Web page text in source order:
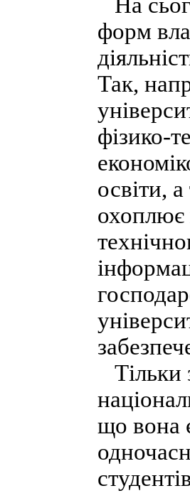
форм
Так,
фізико-
освіти,
охоплює
Тільки
що вона